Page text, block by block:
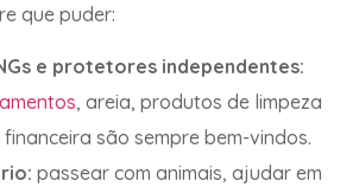
que puder:
e protetores independentes:
, areia, produtos de limpeza
são sempre bem-vindos.
passear com animais, ajudar em